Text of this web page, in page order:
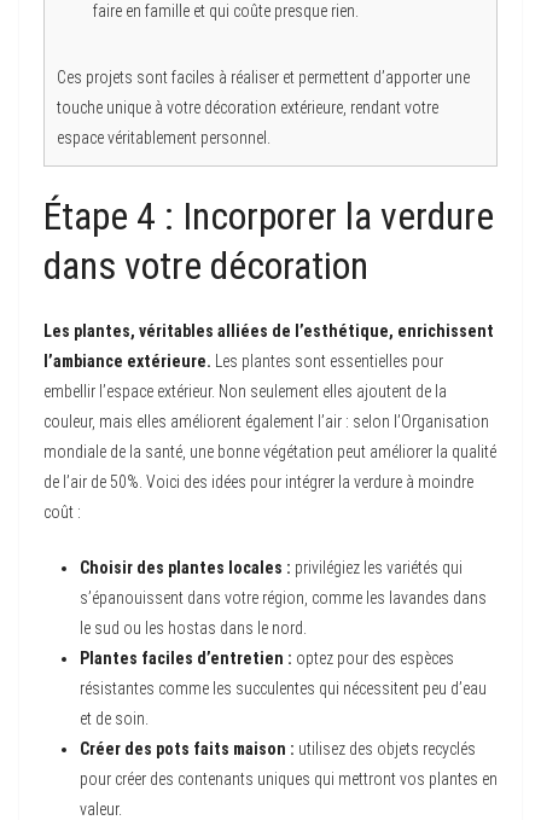
faire en famille et qui coûte presque rien.
Ces projets sont faciles à réaliser et permettent d’apporter une
touche unique à votre décoration extérieure, rendant votre
espace véritablement personnel.
Étape 4 : Incorporer la verdure
dans votre décoration
Les plantes, véritables alliées de l’esthétique, enrichissent
l’ambiance extérieure. Les plantes sont essentielles pour
embellir l’espace extérieur. Non seulement elles ajoutent de la
couleur, mais elles améliorent également l’air : selon l’Organisation
mondiale de la santé, une bonne végétation peut améliorer la qualité
de l’air de 50%. Voici des idées pour intégrer la verdure à moindre
coût :
Choisir des plantes locales : privilégiez les variétés qui
s’épanouissent dans votre région, comme les lavandes dans
le sud ou les hostas dans le nord.
Plantes faciles d’entretien : optez pour des espèces
résistantes comme les succulentes qui nécessitent peu d’eau
et de soin.
Créer des pots faits maison : utilisez des objets recyclés
pour créer des contenants uniques qui mettront vos plantes en
valeur.